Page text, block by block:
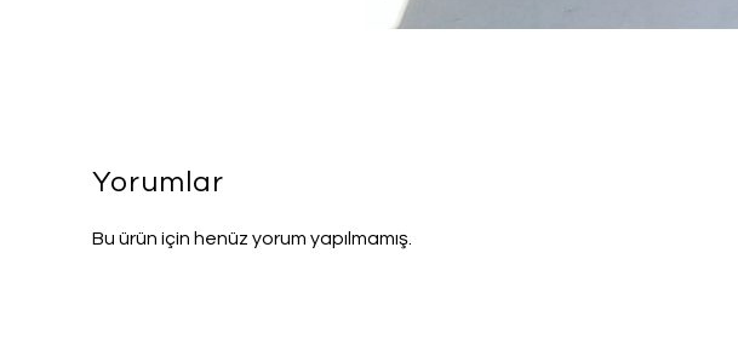
Yorumlar
Bu ürün için henüz yorum yapılmamış.